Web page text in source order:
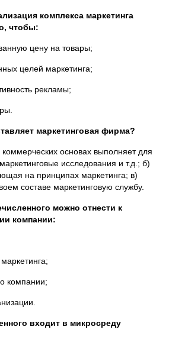
комплекса маркетинга
чтобы:
цену на товары;
целей маркетинга;
рекламы;
маркетинговая фирма?
основах выполняет для
исследования и т.д.; б)
на принципах маркетинга; в)
составе маркетинговую службу.
можно отнести к
компании:
компании;
входит в микросреду